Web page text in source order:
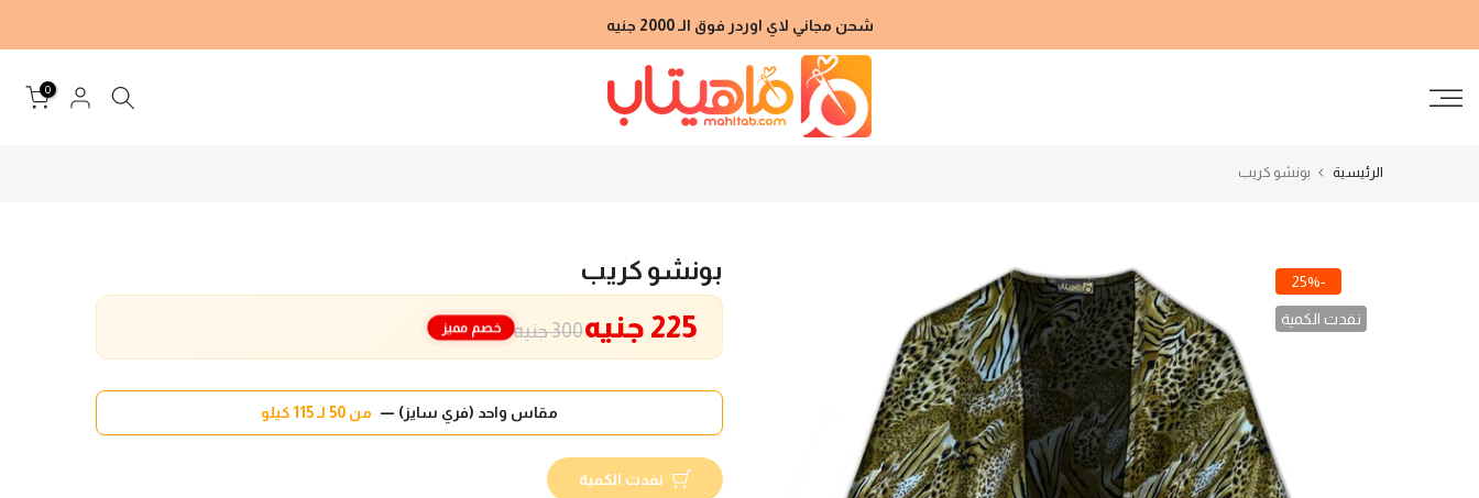
إلى
شحن مجاني لاي اوردر فوق الـ 2000 جنيه
0
الرئيسية بونشو كريب
-25%
نفدت الكمية
بونشو كريب
300 جنيه 225 جنيه خصم مميز
مقاس واحد (فري سايز) — من 50 لـ 115 كيلو
نفدت الكمية